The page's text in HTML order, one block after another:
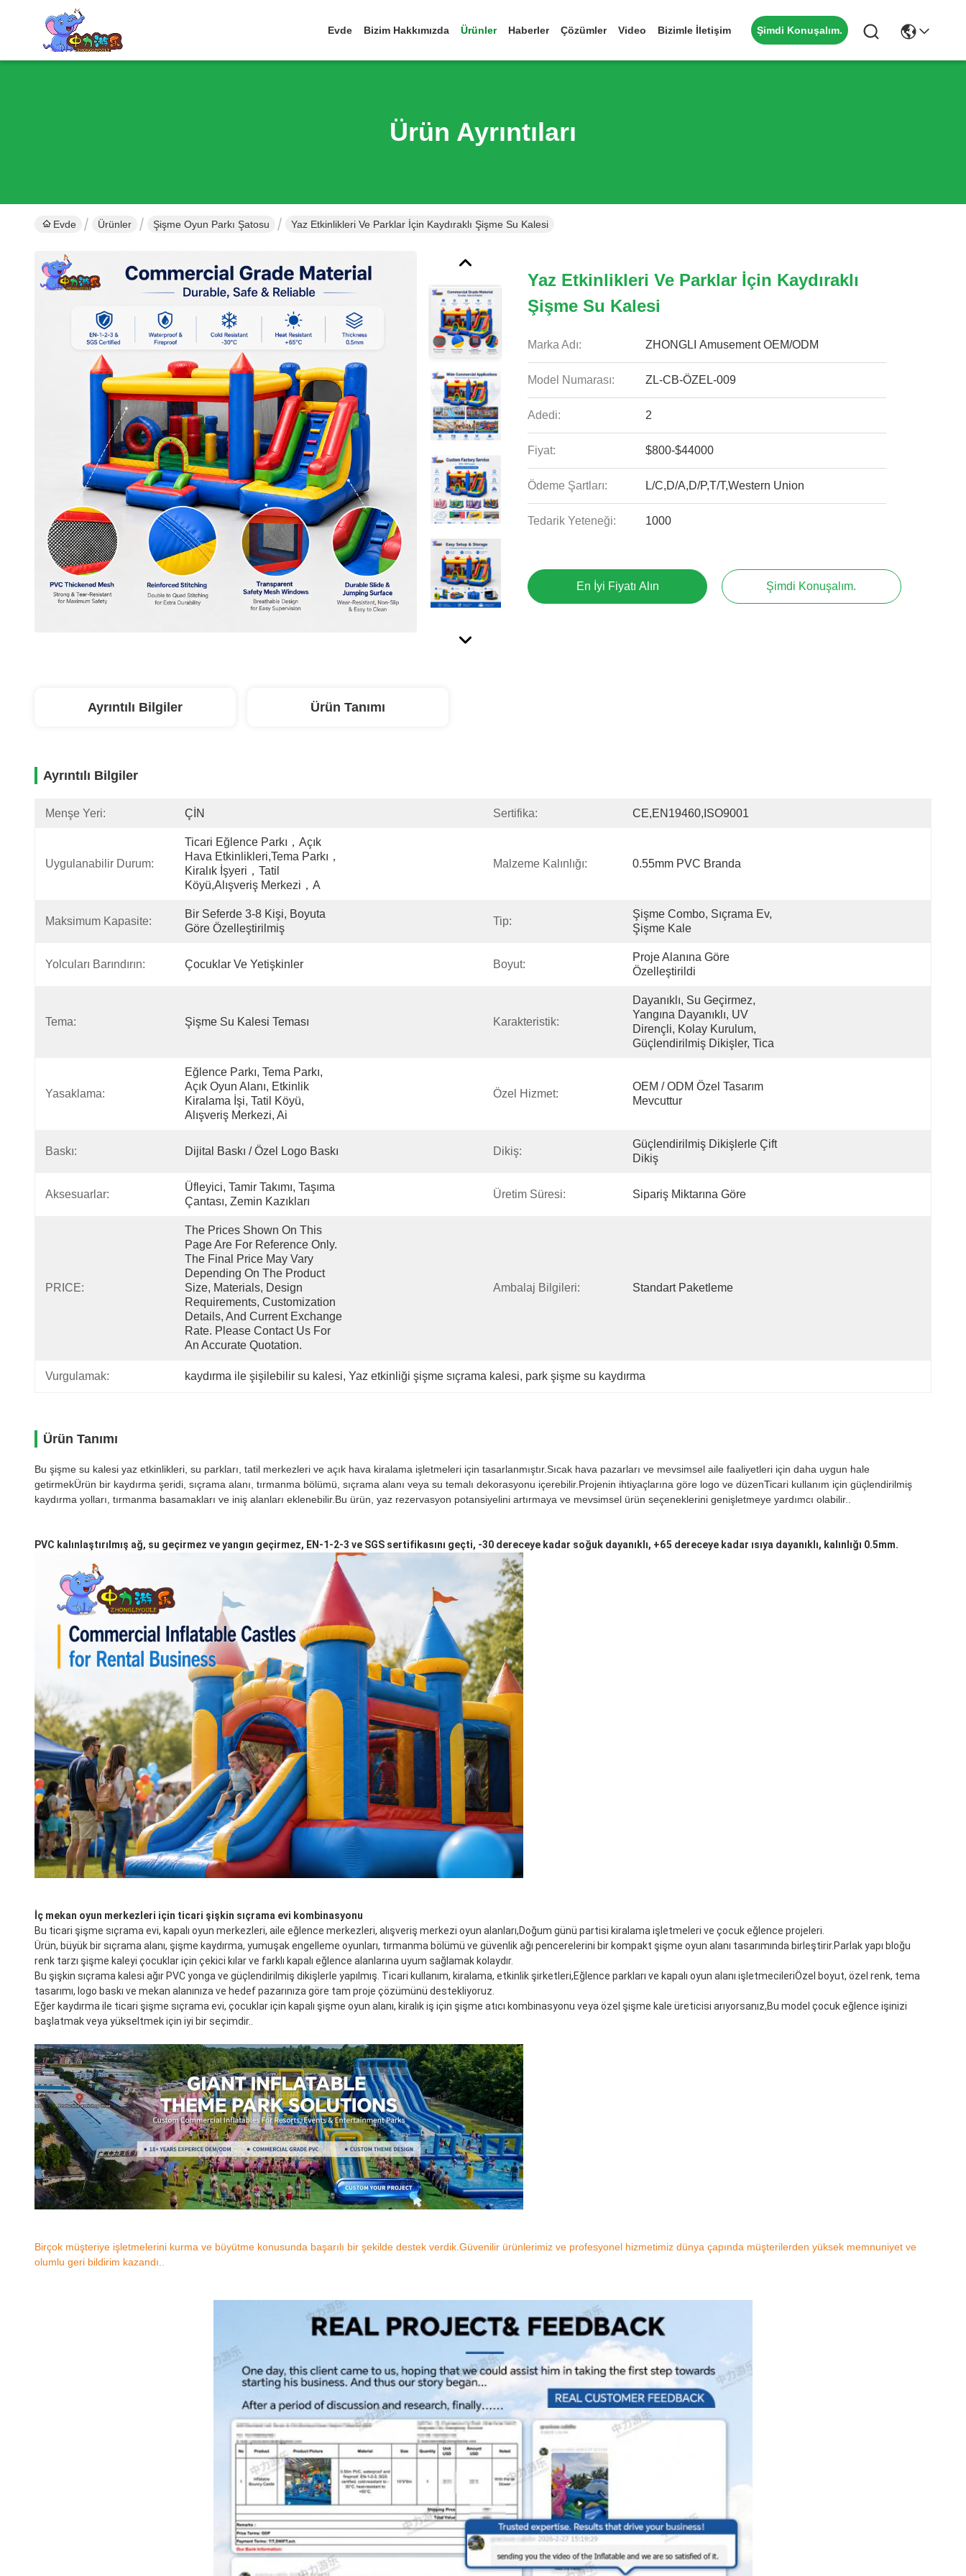
Evde Bizim Hakkımızda Ürünler Haberler Çözümler Video Bizimle İletişim Şimdi Konuşalım.
Ürün Ayrıntıları
Evde Ürünler Şişme Oyun Parkı Şatosu Yaz Etkinlikleri Ve Parklar İçin Kaydıraklı Şişme Su Kalesi
Yaz Etkinlikleri Ve Parklar İçin Kaydıraklı
Şişme Su Kalesi
Marka Adı: ZHONGLI Amusement OEM/ODM
Model Numarası: ZL-CB-ÖZEL-009
Adedi: 2
Fiyat: $800-$44000
Ödeme Şartları: L/C,D/A,D/P,T/T,Western Union
Tedarik Yeteneği: 1000
En İyi Fiyatı Alın Şimdi Konuşalım.
Ayrıntılı Bilgiler Ürün Tanımı
Ayrıntılı Bilgiler
Menşe Yeri: ÇİN Sertifika: CE,EN19460,ISO9001
Uygulanabilir Durum:
Ticari Eğlence Parkı，Açık
Hava Etkinlikleri,Tema Parkı，
Kiralık İşyeri，Tatil
Köyü,Alışveriş Merkezi，A
Malzeme Kalınlığı: 0.55mm PVC Branda
Maksimum Kapasite:
Bir Seferde 3-8 Kişi, Boyuta
Göre Özelleştirilmiş
Tip:
Şişme Combo, Sıçrama Ev,
Şişme Kale
Yolcuları Barındırın: Çocuklar Ve Yetişkinler Boyut:
Proje Alanına Göre
Özelleştirildi
Tema: Şişme Su Kalesi Teması Karakteristik:
Dayanıklı, Su Geçirmez,
Yangına Dayanıklı, UV
Dirençli, Kolay Kurulum,
Güçlendirilmiş Dikişler, Tica
Yasaklama:
Eğlence Parkı, Tema Parkı,
Açık Oyun Alanı, Etkinlik
Kiralama İşi, Tatil Köyü,
Alışveriş Merkezi, Ai
Özel Hizmet:
OEM / ODM Özel Tasarım
Mevcuttur
Baskı: Dijital Baskı / Özel Logo Baskı Dikiş:
Güçlendirilmiş Dikişlerle Çift
Dikiş
Aksesuarlar:
Üfleyici, Tamir Takımı, Taşıma
Çantası, Zemin Kazıkları
Üretim Süresi: Sipariş Miktarına Göre
PRICE:
The Prices Shown On This
Page Are For Reference Only.
The Final Price May Vary
Depending On The Product
Size, Materials, Design
Requirements, Customization
Details, And Current Exchange
Rate. Please Contact Us For
An Accurate Quotation.
Ambalaj Bilgileri: Standart Paketleme
Vurgulamak: kaydırma ile şişilebilir su kalesi, Yaz etkinliği şişme sıçrama kalesi, park şişme su kaydırma
Ürün Tanımı
Bu şişme su kalesi yaz etkinlikleri, su parkları, tatil merkezleri ve açık hava kiralama işletmeleri için tasarlanmıştır.Sıcak hava pazarları ve mevsimsel aile faaliyetleri için daha uygun hale
getirmekÜrün bir kaydırma şeridi, sıçrama alanı, tırmanma bölümü, sıçrama alanı veya su temalı dekorasyonu içerebilir.Projenin ihtiyaçlarına göre logo ve düzenTicari kullanım için güçlendirilmiş
kaydırma yolları, tırmanma basamakları ve iniş alanları eklenebilir.Bu ürün, yaz rezervasyon potansiyelini artırmaya ve mevsimsel ürün seçeneklerini genişletmeye yardımcı olabilir..
PVC kalınlaştırılmış ağ, su geçirmez ve yangın geçirmez, EN-1-2-3 ve SGS sertifikasını geçti, -30 dereceye kadar soğuk dayanıklı, +65 dereceye kadar ısıya dayanıklı, kalınlığı 0.5mm.
İç mekan oyun merkezleri için ticari şişkin sıçrama evi kombinasyonu
Bu ticari şişme sıçrama evi, kapalı oyun merkezleri, aile eğlence merkezleri, alışveriş merkezi oyun alanları,Doğum günü partisi kiralama işletmeleri ve çocuk eğlence projeleri.
Ürün, büyük bir sıçrama alanı, şişme kaydırma, yumuşak engelleme oyunları, tırmanma bölümü ve güvenlik ağı pencerelerini bir kompakt şişme oyun alanı tasarımında birleştirir.Parlak yapı bloğu
renk tarzı şişme kaleyi çocuklar için çekici kılar ve farklı kapalı eğlence alanlarına uyum sağlamak kolaydır.
Bu şişkin sıçrama kalesi ağır PVC yonga ve güçlendirilmiş dikişlerle yapılmış. Ticari kullanım, kiralama, etkinlik şirketleri,Eğlence parkları ve kapalı oyun alanı işletmecileriÖzel boyut, özel renk, tema
tasarımı, logo baskı ve mekan alanınıza ve hedef pazarınıza göre tam proje çözümünü destekliyoruz.
Eğer kaydırma ile ticari şişme sıçrama evi, çocuklar için kapalı şişme oyun alanı, kiralık iş için şişme atıcı kombinasyonu veya özel şişme kale üreticisi arıyorsanız,Bu model çocuk eğlence işinizi
başlatmak veya yükseltmek için iyi bir seçimdir..
Birçok müşteriye işletmelerini kurma ve büyütme konusunda başarılı bir şekilde destek verdik.Güvenilir ürünlerimiz ve profesyonel hizmetimiz dünya çapında müşterilerden yüksek memnuniyet ve
olumlu geri bildirim kazandı..